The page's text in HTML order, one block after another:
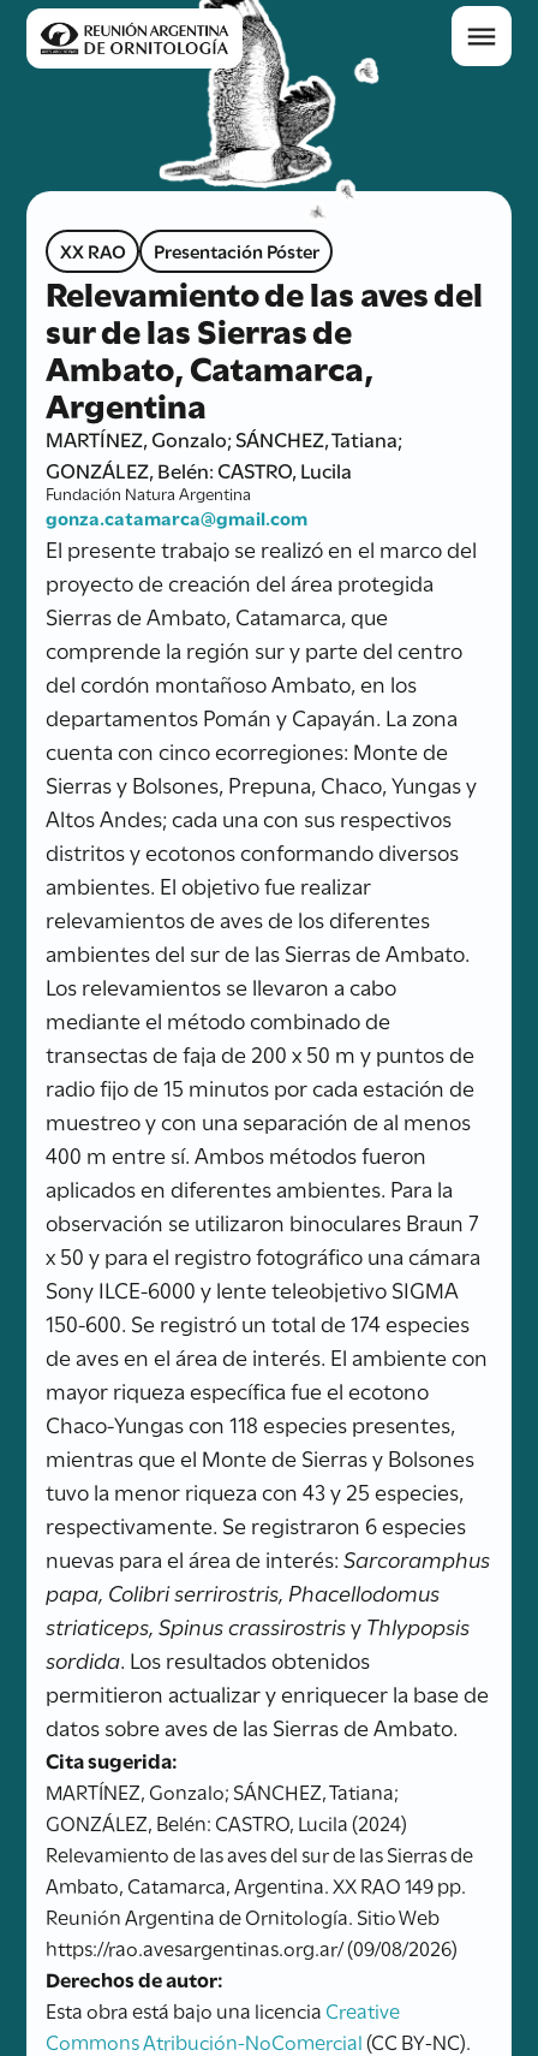
XX RAO Presentación Póster
Relevamiento de las aves del
sur de las Sierras de
Ambato, Catamarca,
Argentina
MARTÍNEZ, Gonzalo; SÁNCHEZ, Tatiana;
GONZÁLEZ, Belén: CASTRO, Lucila
Fundación Natura Argentina
gonza.catamarca@gmail.com
El presente trabajo se realizó en el marco del
proyecto de creación del área protegida
Sierras de Ambato, Catamarca, que
comprende la región sur y parte del centro
del cordón montañoso Ambato, en los
departamentos Pomán y Capayán. La zona
cuenta con cinco ecorregiones: Monte de
Sierras y Bolsones, Prepuna, Chaco, Yungas y
Altos Andes; cada una con sus respectivos
distritos y ecotonos conformando diversos
ambientes. El objetivo fue realizar
relevamientos de aves de los diferentes
ambientes del sur de las Sierras de Ambato.
Los relevamientos se llevaron a cabo
mediante el método combinado de
transectas de faja de 200 x 50 m y puntos de
radio fijo de 15 minutos por cada estación de
muestreo y con una separación de al menos
400 m entre sí. Ambos métodos fueron
aplicados en diferentes ambientes. Para la
observación se utilizaron binoculares Braun 7
x 50 y para el registro fotográfico una cámara
Sony ILCE-6000 y lente teleobjetivo SIGMA
150-600. Se registró un total de 174 especies
de aves en el área de interés. El ambiente con
mayor riqueza específica fue el ecotono
Chaco-Yungas con 118 especies presentes,
mientras que el Monte de Sierras y Bolsones
tuvo la menor riqueza con 43 y 25 especies,
respectivamente. Se registraron 6 especies
nuevas para el área de interés:Sarcoramphus
papa, Colibri serrirostris, Phacellodomus
striaticeps, Spinus crassirostrisyThlypopsis
sordida. Los resultados obtenidos
permitieron actualizar y enriquecer la base de
datos sobre aves de las Sierras de Ambato.
Cita sugerida:
MARTÍNEZ, Gonzalo; SÁNCHEZ, Tatiana;
GONZÁLEZ, Belén: CASTRO, Lucila (2024)
Relevamiento de las aves del sur de las Sierras de
Ambato, Catamarca, Argentina. XX RAO 149 pp.
Reunión Argentina de Ornitología. Sitio Web
https://rao.avesargentinas.org.ar/ (09/08/2026)
Derechos de autor:
Esta obra está bajo una licencia Creative
Commons Atribución-NoComercial(CC BY-NC).